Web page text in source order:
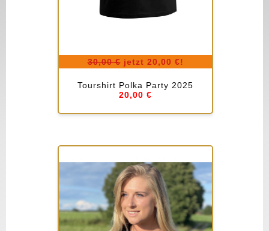
Tourshirt Polka Party 2025
20,00 €
30,00 €jetzt 20,00 €!